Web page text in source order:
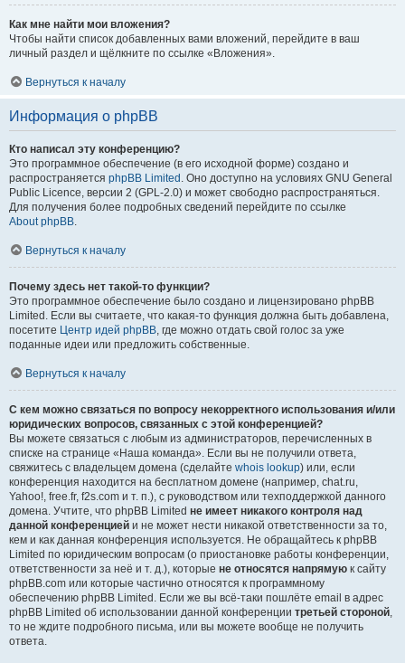
Как мне найти мои вложения?
Чтобы найти список добавленных вами вложений, перейдите в ваш
личный раздел и щёлкните по ссылке «Вложения».
Вернуться к началу
Информация о phpBB
Кто написал эту конференцию?
Это программное обеспечение (в его исходной форме) создано и
распространяется phpBB Limited . Оно доступно на условиях GNU General
Public Licence, версии 2 (GPL-2.0) и может свободно распространяться.
Для получения более подробных сведений перейдите по ссылке
About phpBB.
Вернуться к началу
Почему здесь нет такой-то функции?
Это программное обеспечение было создано и лицензировано phpBB
Limited. Если вы считаете, что какая-то функция должна быть добавлена,
посетите Центр идей phpBB, где можно отдать свой голос за уже
поданные идеи или предложить собственные.
Вернуться к началу
С кем можно связаться по вопросу некорректного использования и/или
юридических вопросов, связанных с этой конференцией?
Вы можете связаться с любым из администраторов, перечисленных в
списке на странице «Наша команда». Если вы не получили ответа,
свяжитесь с владельцем домена (сделайте whois lookup) или, если
конференция находится на бесплатном домене (например, chat.ru,
Yahoo!, free.fr, f2s.com и т. п.), с руководством или техподдержкой данного
домена. Учтите, что phpBB Limited не имеет никакого контроля над
данной конференцией и не может нести никакой ответственности за то,
кем и как данная конференция используется. Не обращайтесь к phpBB
Limited по юридическим вопросам (о приостановке работы конференции,
ответственности за неё и т. д.), которые не относятся напрямую к сайту
phpBB.com или которые частично относятся к программному
обеспечению phpBB Limited. Если же вы всё-таки пошлёте email в адрес
phpBB Limited об использовании данной конференции третьей стороной,
то не ждите подробного письма, или вы можете вообще не получить
ответа.